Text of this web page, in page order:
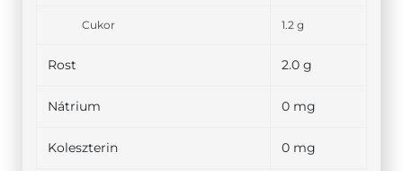
Cukor 1.2 g
Rost 2.0 g
Nátrium 0 mg
Koleszterin 0 mg